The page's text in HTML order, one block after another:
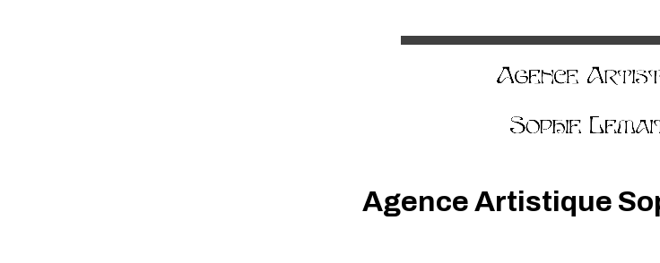
Agence Artistique